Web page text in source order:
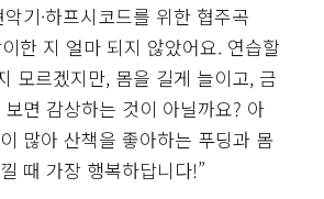
기·하프시코드를 위한 협주곡
한 지 얼마 되지 않았어요. 연습할
모르겠지만, 몸을 길게 늘이고, 금
면 감상하는 것이 아닐까요? 아
많아 산책을 좋아하는 푸딩과 몸
때 가장 행복하답니다!”